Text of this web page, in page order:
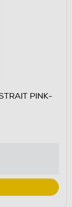
PINK-